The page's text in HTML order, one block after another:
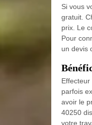
Si vous
gratuit.
prix. Le
Pour
un devis
parfois
avoir le
40250
votre